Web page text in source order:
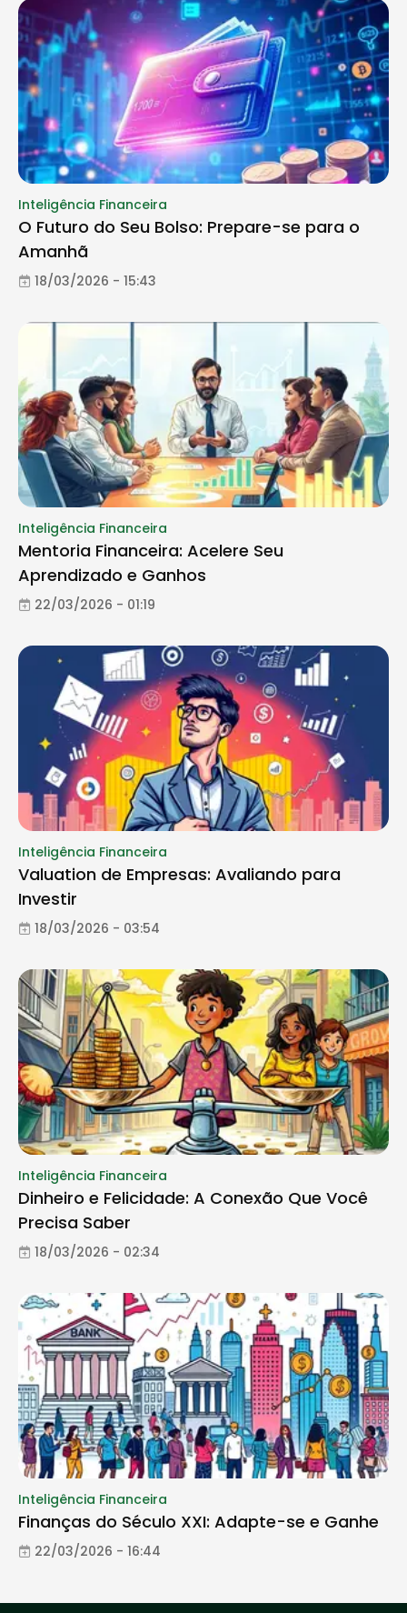
Inteligência Financeira
O Futuro do Seu Bolso: Prepare-se para o
Amanhã
18/03/2026 - 15:43
Inteligência Financeira
Mentoria Financeira: Acelere Seu
Aprendizado e Ganhos
22/03/2026 - 01:19
Inteligência Financeira
Valuation de Empresas: Avaliando para
Investir
18/03/2026 - 03:54
Inteligência Financeira
Dinheiro e Felicidade: A Conexão Que Você
Precisa Saber
18/03/2026 - 02:34
Inteligência Financeira
Finanças do Século XXI: Adapte-se e Ganhe
22/03/2026 - 16:44